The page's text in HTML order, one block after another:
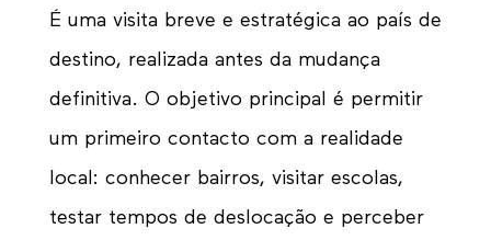
É uma visita breve e estratégica ao país de
destino, realizada antes da mudança
definitiva. O objetivo principal é permitir
um primeiro contacto com a realidade
local: conhecer bairros, visitar escolas,
testar tempos de deslocação e perceber